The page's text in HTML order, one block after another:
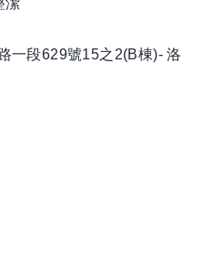
潔
一段629號15之2(B棟)- 洛